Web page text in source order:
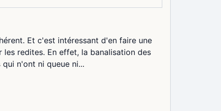
Et c'est intéressant d'en faire une
redites. En effet, la banalisation des
n'ont ni queue ni...